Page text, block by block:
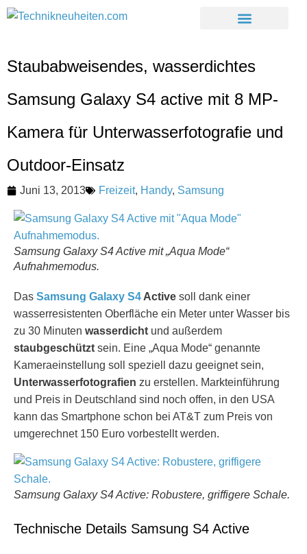
Staubabweisendes, wasserdichtes
Samsung Galaxy S4 active mit 8 MP-
Kamera für Unterwasserfotografie und
Outdoor-Einsatz
Juni 13, 2013 Freizeit, Handy, Samsung
Samsung Galaxy S4 Active mit „Aqua Mode“
Aufnahmemodus.
Das Samsung Galaxy S4 Active soll dank einer
wasserresistenten Oberfläche ein Meter unter Wasser bis
zu 30 Minuten wasserdicht und außerdem
staubgeschützt sein. Eine „Aqua Mode“ genannte
Kameraeinstellung soll speziell dazu geeignet sein,
Unterwasserfotografien zu erstellen. Markteinführung
und Preis in Deutschland sind noch offen, in den USA
kann das Smartphone schon bei AT&T zum Preis von
umgerechnet 150 Euro vorbestellt werden.
Samsung Galaxy S4 Active: Robustere, griffigere Schale.
Technische Details Samsung S4 Active